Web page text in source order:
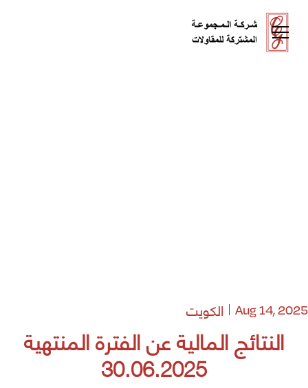
النتائج المالية عن الفترة المنتهية
30.06.2025
Aug 14, 2025 الكويت